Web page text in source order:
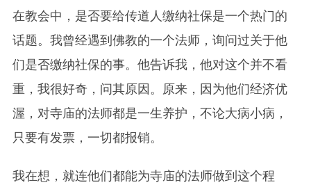
在教会中，是否要给传道人缴纳社保是一个热门的
话题。我曾经遇到佛教的一个法师，询问过关于他
们是否缴纳社保的事。他告诉我，他对这个并不看
重，我很好奇，问其原因。原来，因为他们经济优
渥，对寺庙的法师都是一生养护，不论大病小病，
只要有发票，一切都报销。
我在想，就连他们都能为寺庙的法师做到这个程